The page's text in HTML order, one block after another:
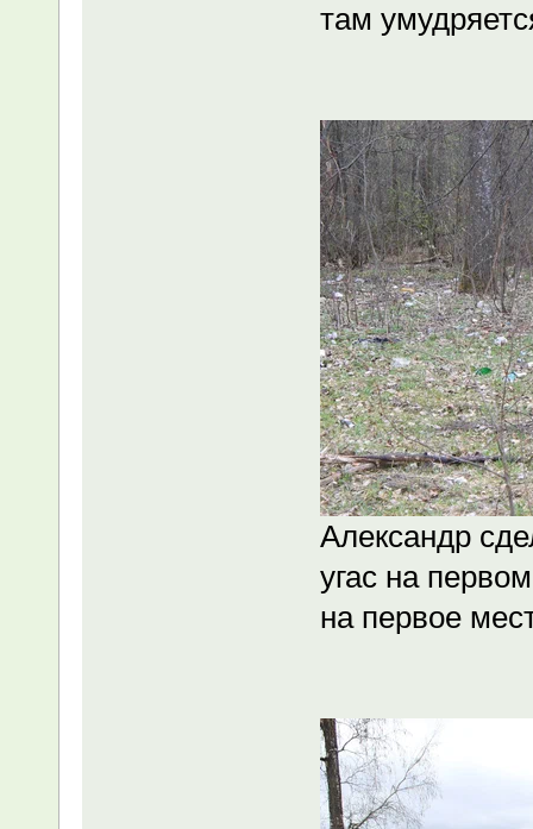
там
Александр
угас на
на первое